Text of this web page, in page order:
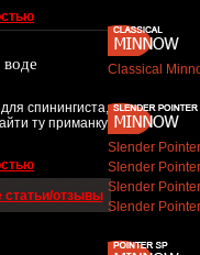
спинингиста,
ту приманку,
статьи/отзывы
Classical
Slender
Slender
Slender
Slender